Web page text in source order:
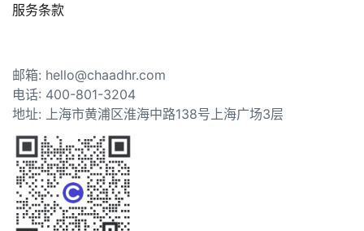
服务条款
邮箱: hello@chaadhr.com
电话: 400-801-3204
地址: 上海市黄浦区淮海中路138号上海广场3层